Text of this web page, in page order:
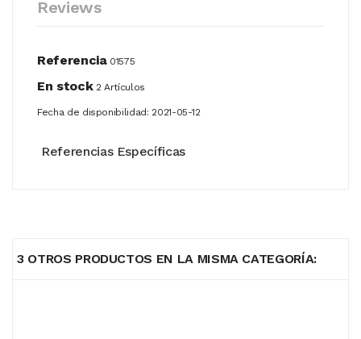
Reviews
Referencia 01575
En stock 2 Artículos
Fecha de disponibilidad: 2021-05-12
Referencias Específicas
3 OTROS PRODUCTOS EN LA MISMA CATEGORÍA: